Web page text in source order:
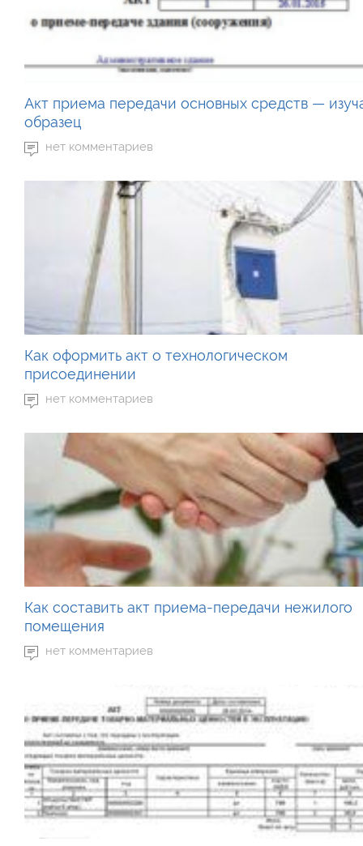
Акт приема передачи основных средств —
образец
нет комментариев
Как оформить акт о технологическом
присоединении
нет комментариев
Как составить акт приема-передачи нежилого
помещения
нет комментариев